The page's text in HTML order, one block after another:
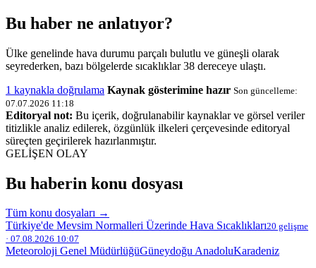
Bu haber ne anlatıyor?
Ülke genelinde hava durumu parçalı bulutlu ve güneşli olarak
seyrederken, bazı bölgelerde sıcaklıklar 38 dereceye ulaştı.
1 kaynakla doğrulama Kaynak gösterimine hazır Son güncelleme:
07.07.2026 11:18
Editoryal not: Bu içerik, doğrulanabilir kaynaklar ve görsel veriler
titizlikle analiz edilerek, özgünlük ilkeleri çerçevesinde editoryal
süreçten geçirilerek hazırlanmıştır.
GELİŞEN OLAY
Bu haberin konu dosyası
Tüm konu dosyaları →
Türkiye'de Mevsim Normalleri Üzerinde Hava Sıcaklıkları20 gelişme
· 07.08.2026 10:07
Meteoroloji Genel MüdürlüğüGüneydoğu AnadoluKaradeniz